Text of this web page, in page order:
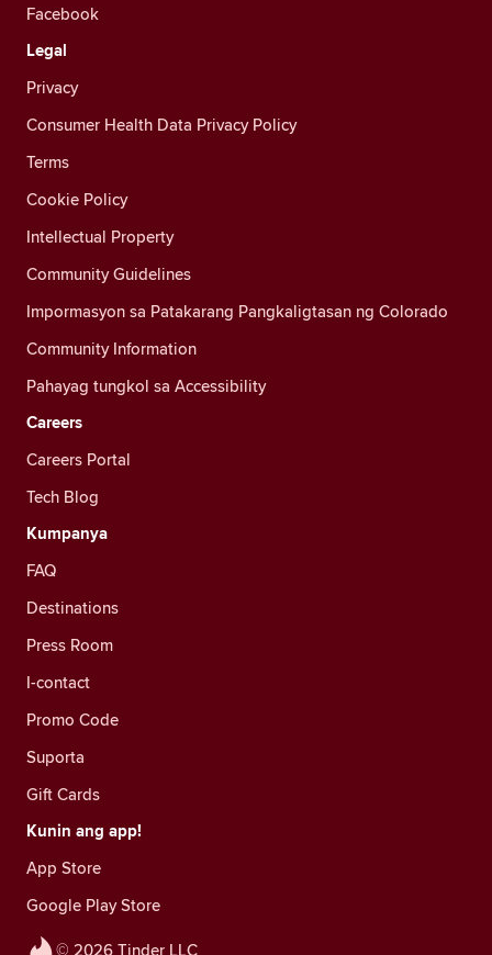
© 2026 Tinder LLC
Facebook
Legal
Privacy
Consumer Health Data Privacy Policy
Terms
Cookie Policy
Intellectual Property
Community Guidelines
Impormasyon sa Patakarang Pangkaligtasan ng Colorado
Community Information
Pahayag tungkol sa Accessibility
Careers
Careers Portal
Tech Blog
Kumpanya
FAQ
Destinations
Press Room
I-contact
Promo Code
Suporta
Gift Cards
Kunin ang app!
App Store
Google Play Store